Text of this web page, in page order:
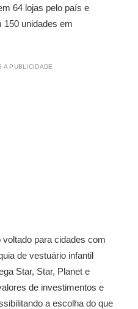
64 lojas pelo país e
150 unidades em
A PUBLICIDADE
para cidades com
de vestuário infantil
Star, Star, Planet e
de investimentos e
a escolha do que